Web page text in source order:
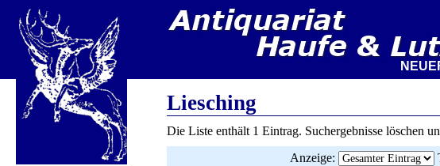
Liesching
Die Liste enthält 1 Eintrag. Suchergebnisse löschen
Anzeige: